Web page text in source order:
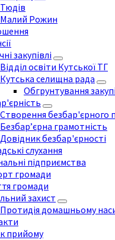
Тюдів
Малий Рожин
закупівлі
Відділ освіти Кутської ТГ
Кутська селищна рада
Обгрунтування
Створення безбар'єрного
Безбар’єрна грамотність
Довідник безбар'єрності
слухання
підприємства
громади
громади
захист
Протидія домашньому
прийому